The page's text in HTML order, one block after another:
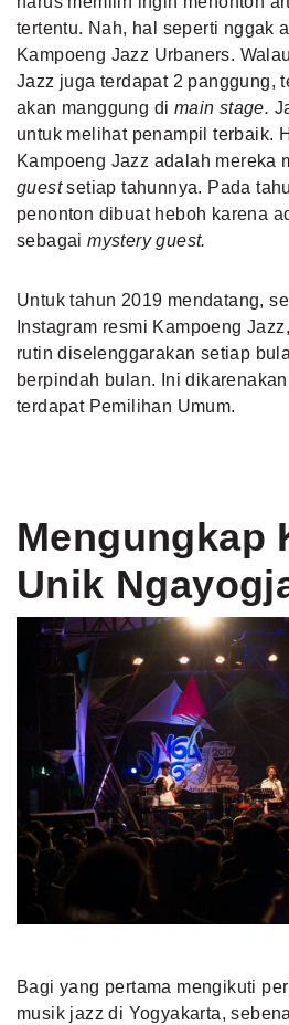
tertentu. Nah, hal seperti nggak
Kampoeng Jazz Urbaners.
Jazz juga terdapat 2 panggung,
akan manggung di main stage.
untuk melihat penampil terbaik.
Kampoeng Jazz adalah mereka
guestsetiap tahunnya. Pada
penonton dibuat heboh karena
sebagaimystery guest.
Untuk tahun 2019 mendatang,
Instagram resmi Kampoeng
rutin diselenggarakan setiap
berpindah bulan. Ini
terdapat Pemilihan Umum.
Mengungkap
Unik
Bagi yang pertama mengikuti
musik jazz di Yogyakarta,